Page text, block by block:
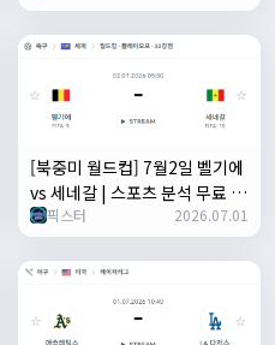
[북중미 월드컵] 7월2일 벨기에
vs 세네갈 | 스포츠 분석 무료 중
계 토친놈
픽스터 2026.07.01